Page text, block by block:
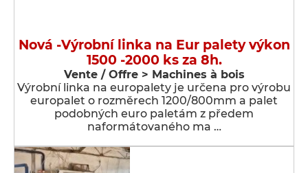
Nová -Výrobní linka na Eur palety výkon
1500 -2000 ks za 8h.
Vente / Offre > Machines à bois
Výrobní linka na europalety je určena pro výrobu
europalet o rozměrech 1200/800mm a palet
podobných euro paletám z předem
naformátovaného ma …